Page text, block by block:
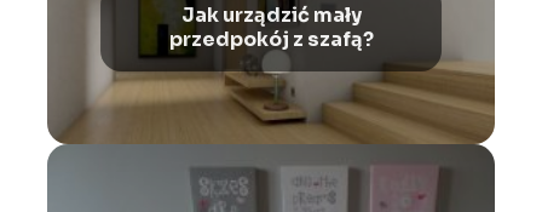
Jak urządzić mały
przedpokój z szafą?